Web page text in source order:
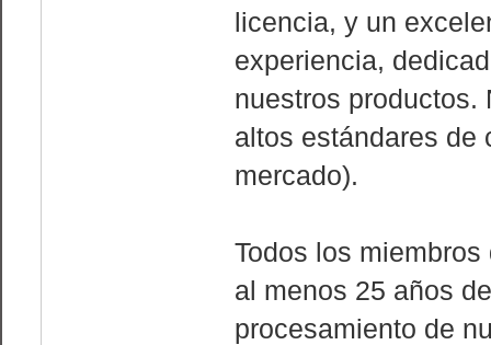
licencia, y un
experiencia,
nuestros productos.
altos estándares de
mercado).
Todos los
al menos 25 años
procesamiento de